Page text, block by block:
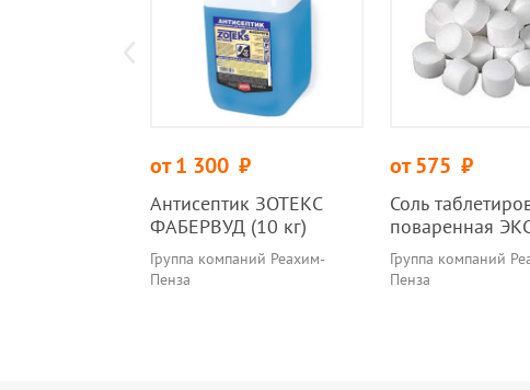
от 1 300 руб.
Антисептик ЗОТЕКС
ФАБЕРВУД (10 кг)
Группа компаний Реахим-
Пенза
от 575 руб.
Соль
поваренная
Группа компаний
Пенза